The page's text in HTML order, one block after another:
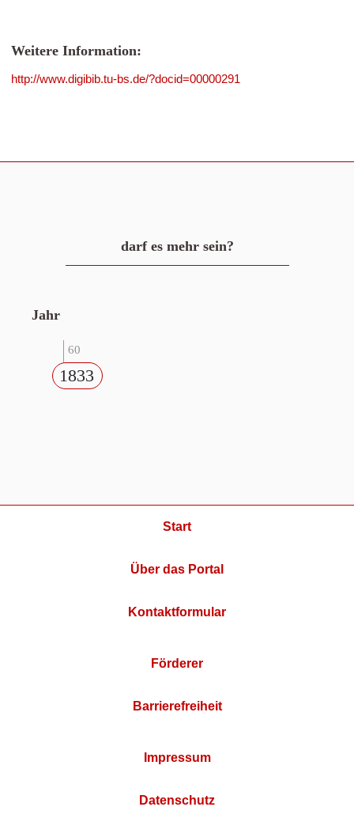
Weitere Information:
http://www.digibib.tu-bs.de/?docid=00000291
darf es mehr sein?
Jahr
60
1833
Start
Über das Portal
Kontaktformular
Förderer
Barrierefreiheit
Impressum
Datenschutz